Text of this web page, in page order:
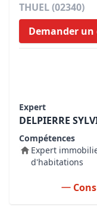
THUEL (02340)
Demander un
Expert
DELPIERRE
Compétences
Expert
d'habitations